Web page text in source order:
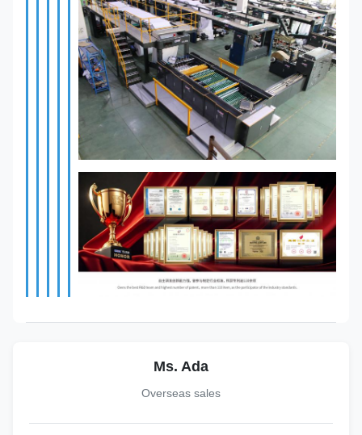
Ms. Ada
Overseas sales